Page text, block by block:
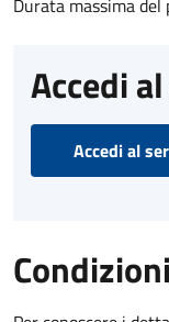
Accedi
Accedi al